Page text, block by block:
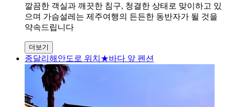
깔끔한 객실과 깨끗한 침구, 청결한 상태로 맞이하고 있
으며 가슴설레는 제주여행의 든든한 동반자가 될 것을
약속드립니다
더보기
종달리해안도로 위치★바다 앞 펜션